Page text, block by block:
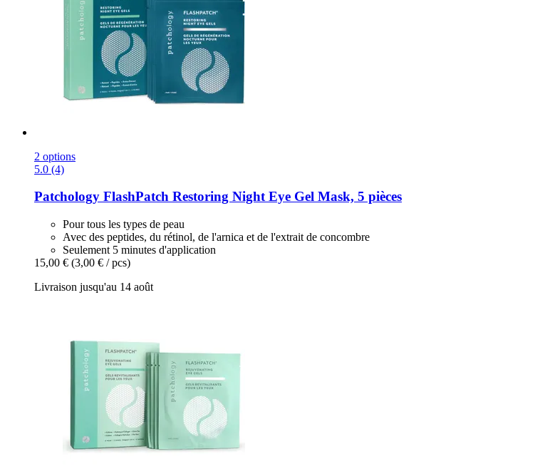
2 options
5.0 (4)
Patchology FlashPatch Restoring Night Eye Gel Mask, 5 pièces
Pour tous les types de peau
Avec des peptides, du rétinol, de l'arnica et de l'extrait de concombre
Seulement 5 minutes d'application
15,00 € (3,00 € / pcs)
Livraison jusqu'au 14 août